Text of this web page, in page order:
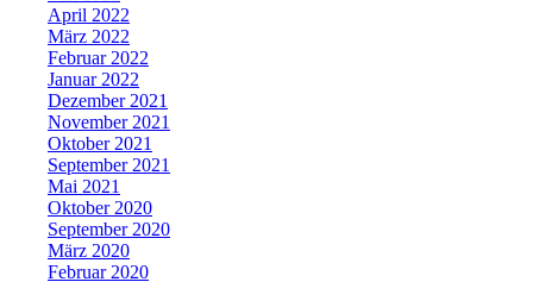
April 2022
März 2022
Februar 2022
Januar 2022
Dezember 2021
November 2021
Oktober 2021
September 2021
Mai 2021
Oktober 2020
September 2020
März 2020
Februar 2020